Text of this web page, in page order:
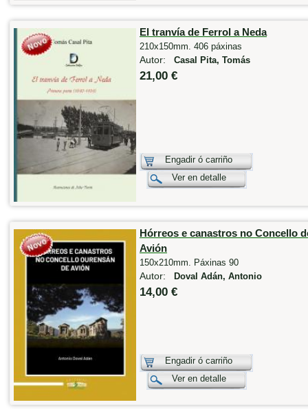
El tranvía de Ferrol a Neda
210x150mm. 406 páxinas
Autor: Casal Pita, Tomás
21,00 €
Engadir ó carriño
Ver en detalle
Hórreos e canastros no Concello
Avión
150x210mm. Páxinas 90
Autor: Doval Adán, Antonio
14,00 €
Engadir ó carriño
Ver en detalle